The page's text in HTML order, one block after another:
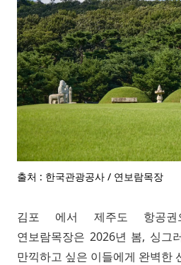
출처 : 한국관광공사 / 연보람목장
김포 에서 제주도 항공권
연보람목장은 2026년 봄, 싱그
만끽하고 싶은 이들에게 완벽한